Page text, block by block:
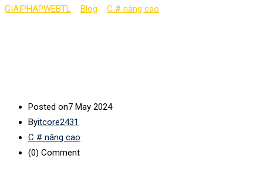
GIAIPHAPWEBTL Blog C # nâng cao
Posted on7 May 2024
Byitcore2431
C # nâng cao
(0) Comment